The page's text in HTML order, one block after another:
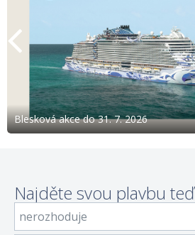
Blesková akce do 31. 7. 2026
Najděte svou plavbu teď